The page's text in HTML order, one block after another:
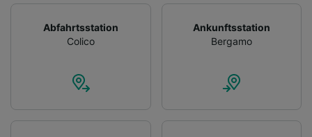
Abfahrtsstation
Colico
Ankunftsstation
Bergamo